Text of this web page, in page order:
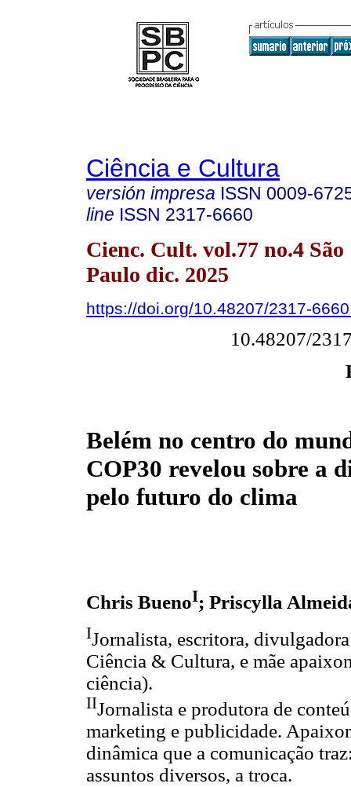
Ciência e Cultura
versión impresa ISSN 0009-
line ISSN 2317-6660
Cienc. Cult. vol.77 no.4 São
Paulo dic. 2025
https://doi.org/10.48207/2317-
10.48207/
Belém no centro do
COP30 revelou sobre a
pelo futuro do clima
Chris BuenoI; Priscylla
IJornalista, escritora,
Ciência & Cultura, e mãe
ciência).
IIJornalista e produtora de
marketing e publicidade.
dinâmica que a comunicação
assuntos diversos, a troca.